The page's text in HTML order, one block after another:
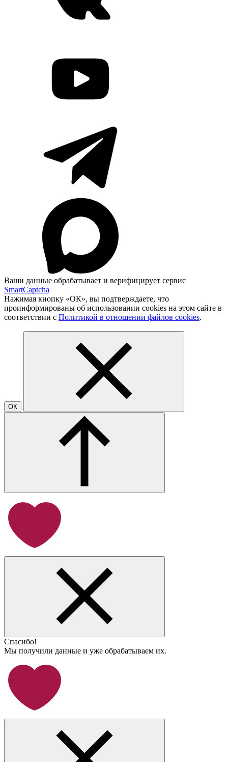
Ваши данные обрабатывает и верифицирует сервис
SmartCaptcha
Нажимая кнопку «ОК», вы подтверждаете, что
проинформированы об использовании cookies на этом сайте в
соответствии с Политикой в отношении файлов cookies.
ОК
Спасибо!
Мы получили данные и уже обрабатываем их.